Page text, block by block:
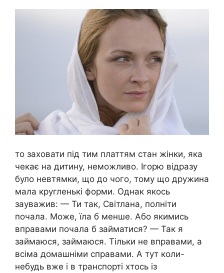
то заховати під тим платтям стан жінки, яка
чекає на дитину, неможливо. Ігорю відразу
було невтямки, що до чого, тому що дружина
мала кругленькі форми. Однак якось
зауважив: — Ти так, Світлана, полніти
почала. Може, їла б менше. Або якимись
вправами почала б займатися? — Так я
займаюся, займаюся. Тільки не вправами, а
всіма домашніми справами. А тут коли-
небудь вже і в транспорті хтось із